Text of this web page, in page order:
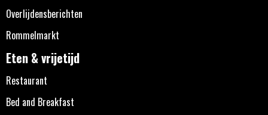
Overlijdensberichten
Rommelmarkt
Eten & vrijetijd
Restaurant
Bed and Breakfast